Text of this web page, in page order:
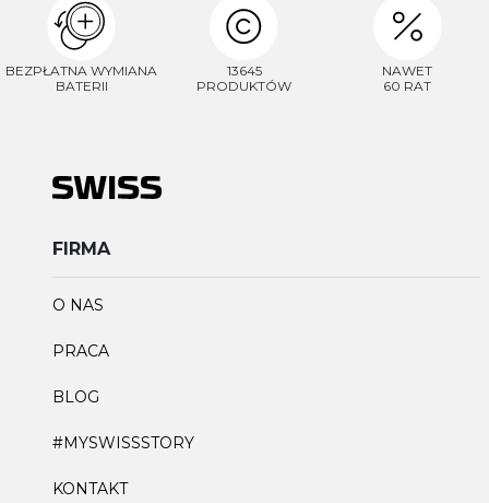
BEZPŁATNA WYMIANA
BATERII
13645
PRODUKTÓW
NAWET
60 RAT
FIRMA
O NAS
PRACA
BLOG
#MYSWISSSTORY
KONTAKT